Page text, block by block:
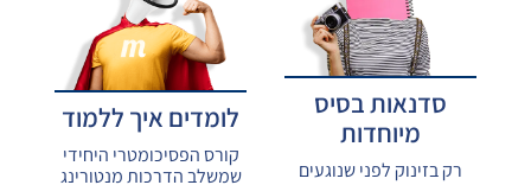
סדנאות בסיס
מיוחדות
רק בזינוק לפני שנוגעים
לומדים איך ללמוד
קורס הפסיכומטרי היחידי
שמשלב הדרכות מנטורינג